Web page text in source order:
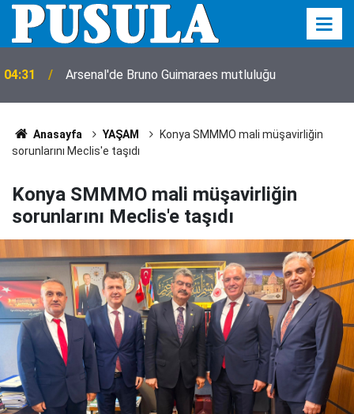
04:31 Arsenal'de Bruno Guimaraes mutluluğu
Anasayfa YAŞAM
Konya SMMMO mali müşavirliğin
sorunlarını Meclis'e taşıdı
Konya SMMMO mali müşavirliğin
sorunlarını Meclis'e taşıdı